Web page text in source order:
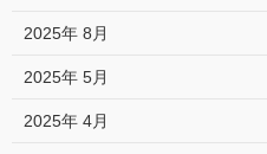
2025年 8月
2025年 5月
2025年 4月